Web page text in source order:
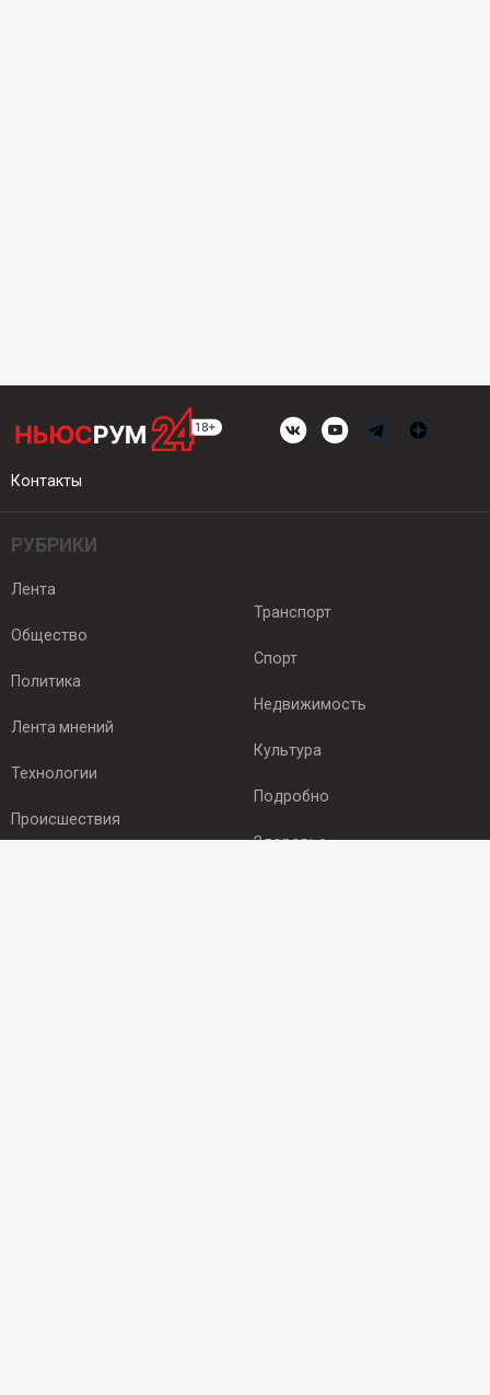
Контакты
РУБРИКИ
Лента
Общество
Политика
Лента мнений
Технологии
Происшествия
Транспорт
Спорт
Недвижимость
Культура
Подробно
Здоровье